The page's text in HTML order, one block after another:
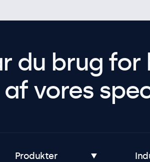
du brug
af vores
Produkter